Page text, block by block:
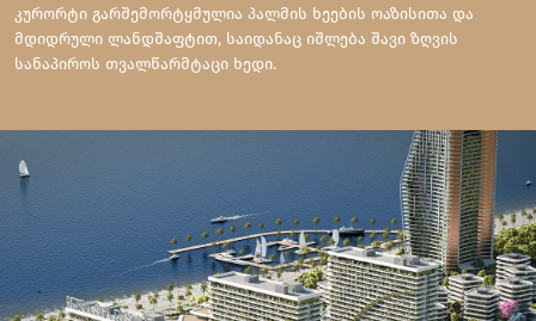
კურორტი გარშემორტყმულია პალმის ხეების ოაზისითა და
მდიდრული ლანდშაფტით, საიდანაც იშლება შავი ზღვის
სანაპიროს თვალწარმტაცი ხედი.